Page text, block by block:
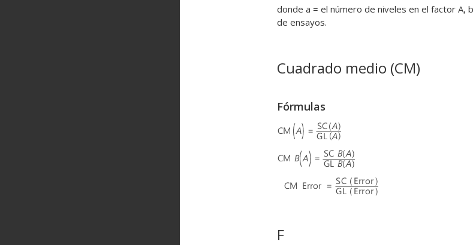
donde a = el número de niveles en el factor A,
de ensayos.
Cuadrado medio (CM)
Fórmulas
F